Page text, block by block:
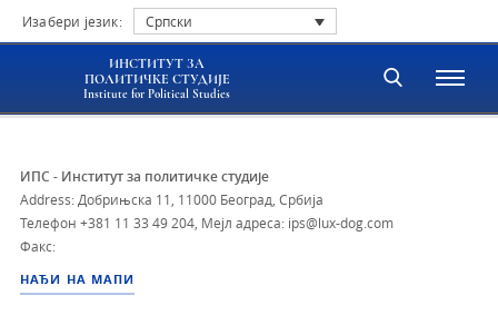
Изабери језик: Српски
ИНСТИТУТ ЗА
ПОЛИТИЧКЕ СТУДИЈЕ
Institute for Political Studies
ИПС - Институт за политичке студије
Address: Добрињска 11, 11000 Београд, Србија
Телефон +381 11 33 49 204 Мејл адреса: ips@lux-dog.com
Факс:
НАЂИ НА МАПИ